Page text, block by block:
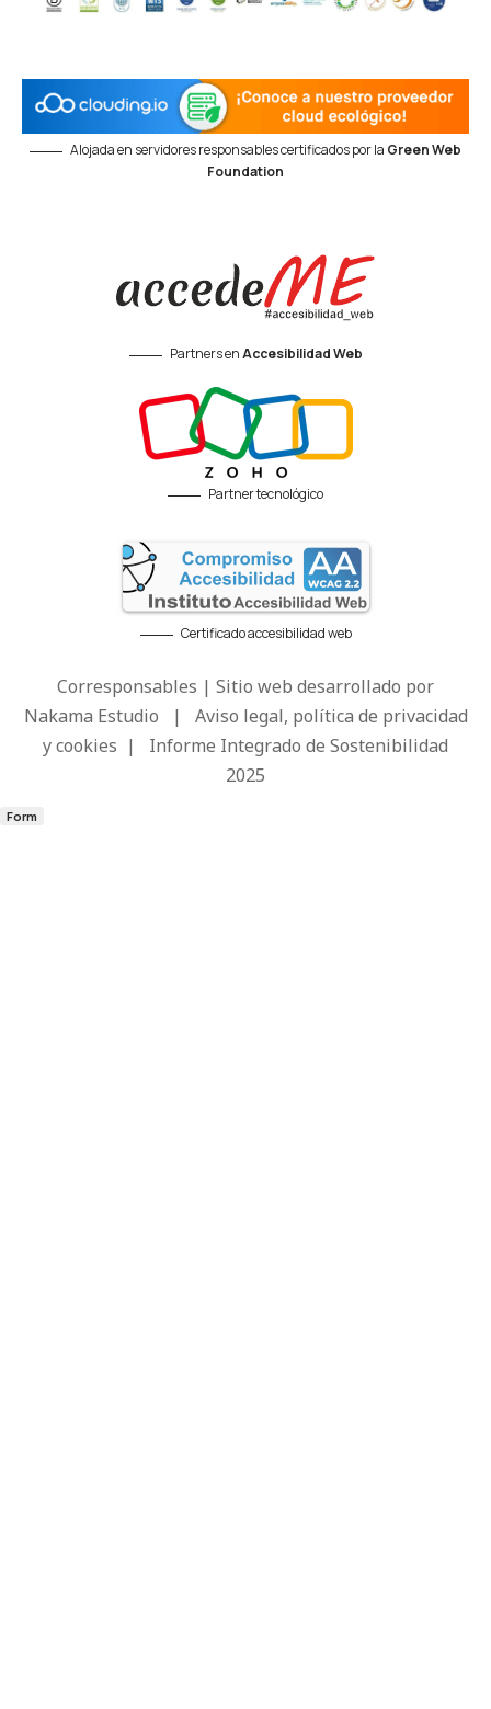
Alojada en servidores responsables certificados por la Green Web
Foundation
Partners enAccesibilidad Web
Partner tecnológico
Certificado accesibilidad web
Corresponsables | Sitio web desarrollado por
Nakama Estudio | Aviso legal, política de privacidad
y cookies | Informe Integrado de Sostenibilidad
2025
Form